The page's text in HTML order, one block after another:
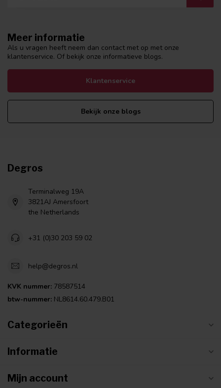
Meer informatie
Als u vragen heeft neem dan contact met op met onze
klantenservice. Of bekijk onze informatieve blogs.
Klantenservice
Bekijk onze blogs
Degros
Terminalweg 19A
3821AJ Amersfoort
the Netherlands
+31 (0)30 203 59 02
help@degros.nl
KVK nummer: 78587514
btw-nummer: NL8614.60.479.B01
Categorieën
Informatie
Mijn account